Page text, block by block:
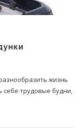
жизнь
себе трудовые будни,